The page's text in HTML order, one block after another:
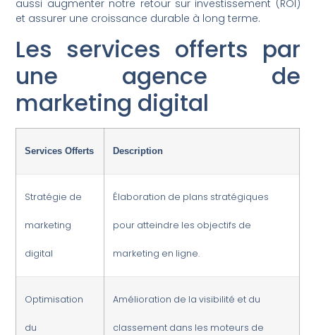
aussi augmenter notre retour sur investissement (ROI)
et assurer une croissance durable à long terme.
Les services offerts par
une agence de
marketing digital
Services Offerts Description
Stratégie de
marketing
digital
Élaboration de plans stratégiques
pour atteindre les objectifs de
marketing en ligne.
Optimisation
du
Amélioration de la visibilité et du
classement dans les moteurs de